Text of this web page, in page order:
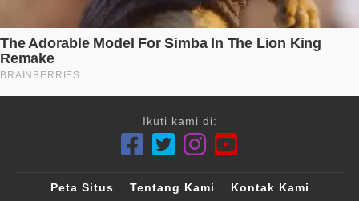
Ikuti kami di:
Peta Situs Tentang Kami
Kontak Kami